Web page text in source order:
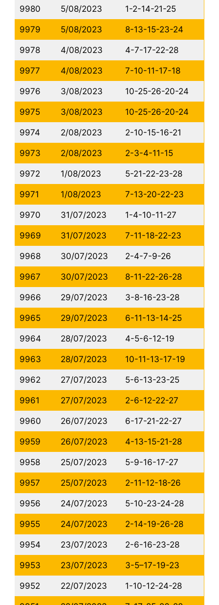
9980 5/08/2023 1-2-14-21-25
9979 5/08/2023 8-13-15-23-24
9978 4/08/2023 4-7-17-22-28
9977 4/08/2023 7-10-11-17-18
9976 3/08/2023 10-25-26-20-24
9975 3/08/2023 10-25-26-20-24
9974 2/08/2023 2-10-15-16-21
9973 2/08/2023 2-3-4-11-15
9972 1/08/2023 5-21-22-23-28
9971 1/08/2023 7-13-20-22-23
9970 31/07/2023 1-4-10-11-27
9969 31/07/2023 7-11-18-22-23
9968 30/07/2023 2-4-7-9-26
9967 30/07/2023 8-11-22-26-28
9966 29/07/2023 3-8-16-23-28
9965 29/07/2023 6-11-13-14-25
9964 28/07/2023 4-5-6-12-19
9963 28/07/2023 10-11-13-17-19
9962 27/07/2023 5-6-13-23-25
9961 27/07/2023 2-6-12-22-27
9960 26/07/2023 6-17-21-22-27
9959 26/07/2023 4-13-15-21-28
9958 25/07/2023 5-9-16-17-27
9957 25/07/2023 2-11-12-18-26
9956 24/07/2023 5-10-23-24-28
9955 24/07/2023 2-14-19-26-28
9954 23/07/2023 2-6-16-23-28
9953 23/07/2023 3-5–17-19-23
9952 22/07/2023 1-10-12-24-28